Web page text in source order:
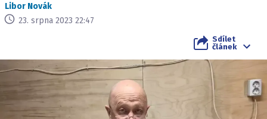
Libor Novák
23. srpna 2023 22:47
Sdílet
článek